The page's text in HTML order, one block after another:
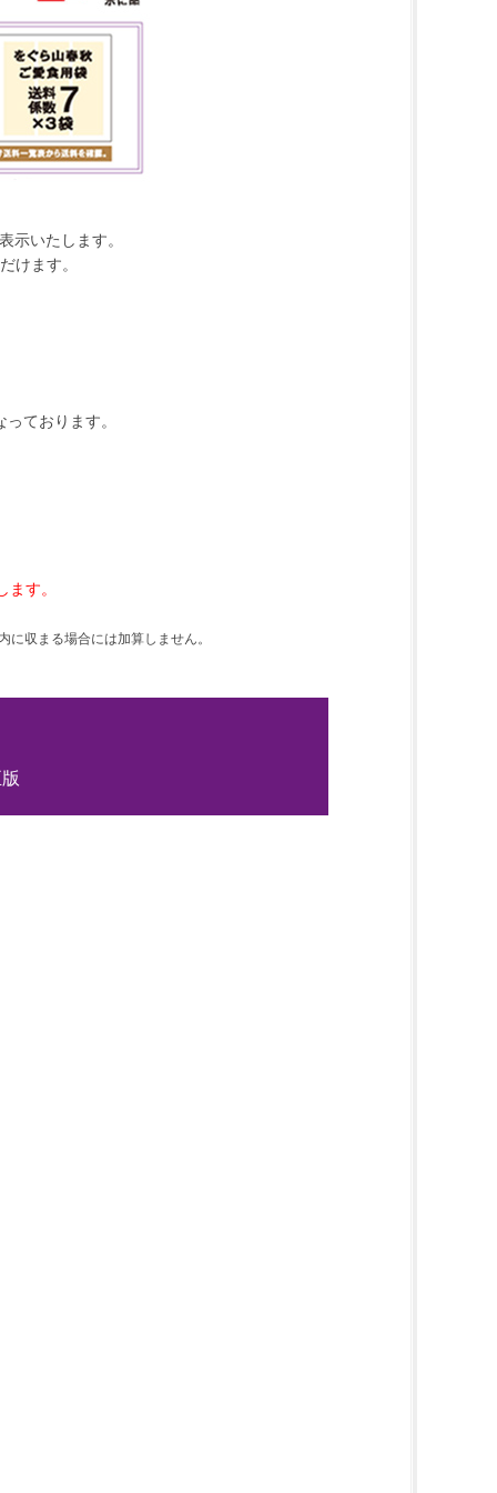
示いたします。
けます。
ております。
す。
収まる場合には加算しません。